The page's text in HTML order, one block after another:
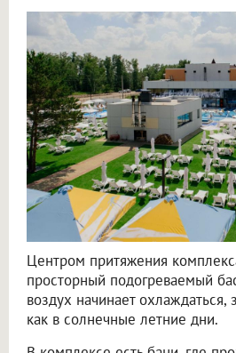
Центром притяжения
просторный подогреваемый
воздух начинает охлаждаться,
как в солнечные летние дни.